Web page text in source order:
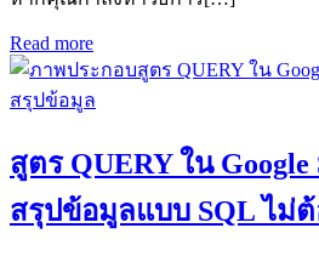
Read more
สูตร QUERY ใน Google
สรุปข้อมูลแบบ SQL ไม่